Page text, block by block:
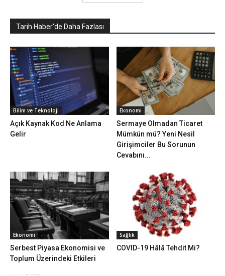
Tarih Haber'de Daha Fazlası
Bilim ve Teknoloji
Açık Kaynak Kod Ne Anlama
Gelir
Ekonomi
Sermaye Olmadan Ticaret
Mümkün mü? Yeni Nesil
Girişimciler Bu Sorunun
Cevabını...
Ekonomi
Serbest Piyasa Ekonomisi ve
Toplum Üzerindeki Etkileri
Sağlık
COVID-19 Hâlâ Tehdit Mi?